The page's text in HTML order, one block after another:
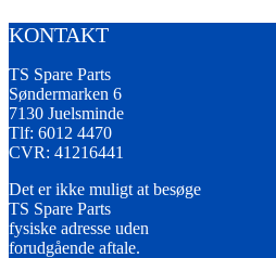
KONTAKT
TS Spare Parts
Søndermarken 6
7130 Juelsminde
Tlf: 6012 4470
CVR: 41216441
Det er ikke muligt at besøge
TS Spare Parts
fysiske adresse uden
forudgående aftale.